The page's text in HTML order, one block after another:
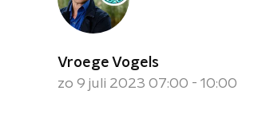
Vroege Vogels
zo 9 juli 2023 07:00 - 10:00